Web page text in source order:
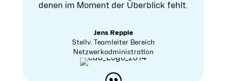
denen im Moment der Überblick fehlt.
Jens Repple
Stellv. Teamleiter Bereich
Netzwerkadministration